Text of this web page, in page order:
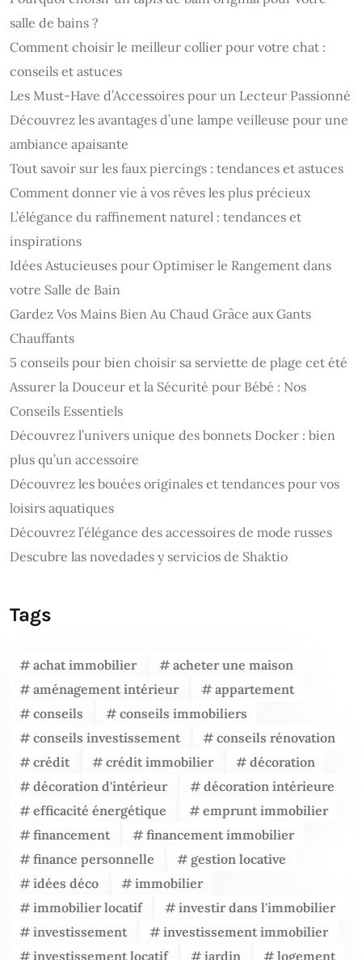
salle de bains ?
Comment choisir le meilleur collier pour votre chat :
conseils et astuces
Les Must-Have d’Accessoires pour un Lecteur Passionné
Découvrez les avantages d’une lampe veilleuse pour une
ambiance apaisante
Tout savoir sur les faux piercings : tendances et astuces
Comment donner vie à vos rêves les plus précieux
L’élégance du raffinement naturel : tendances et
inspirations
Idées Astucieuses pour Optimiser le Rangement dans
votre Salle de Bain
Gardez Vos Mains Bien Au Chaud Grâce aux Gants
Chauffants
5 conseils pour bien choisir sa serviette de plage cet été
Assurer la Douceur et la Sécurité pour Bébé : Nos
Conseils Essentiels
Découvrez l’univers unique des bonnets Docker : bien
plus qu’un accessoire
Découvrez les bouées originales et tendances pour vos
loisirs aquatiques
Découvrez l’élégance des accessoires de mode russes
Descubre las novedades y servicios de Shaktio
Tags
achat immobilier
acheter une maison
aménagement intérieur
appartement
conseils
conseils immobiliers
conseils investissement
conseils rénovation
crédit
crédit immobilier
décoration
décoration d'intérieur
décoration intérieure
efficacité énergétique
emprunt immobilier
financement
financement immobilier
finance personnelle
gestion locative
idées déco
immobilier
immobilier locatif
investir dans l'immobilier
investissement
investissement immobilier
investissement locatif
jardin
logement